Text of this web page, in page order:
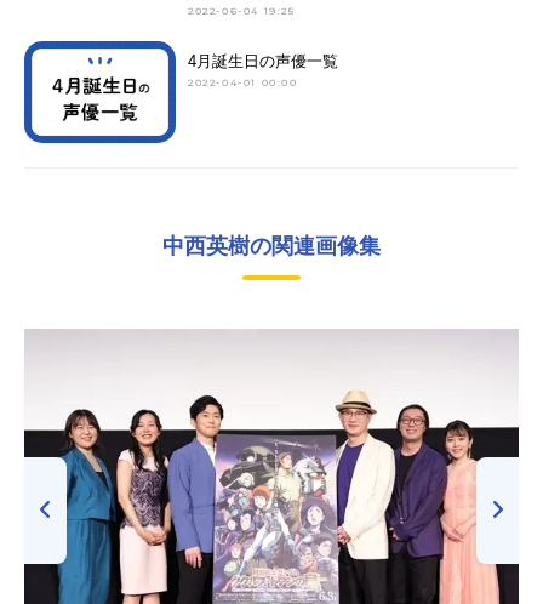
2022-06-04 19:25
4月誕生日の声優一覧
2022-04-01 00:00
中西英樹の関連画像集